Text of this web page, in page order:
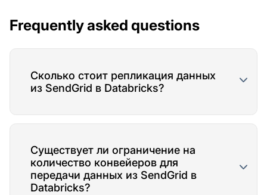
Frequently asked questions
Сколько стоит репликация данных
из SendGrid в Databricks?
Существует ли ограничение на
количество конвейеров для
передачи данных из SendGrid в
Databricks?